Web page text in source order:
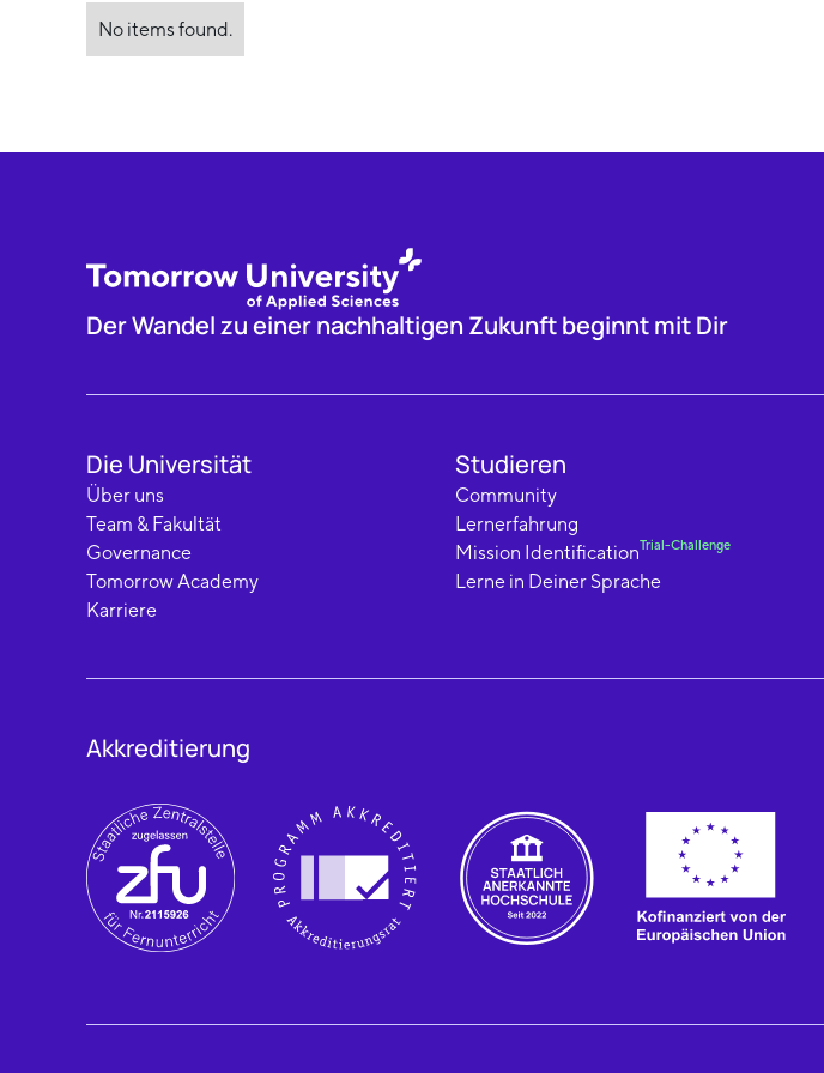
No items found.
Der Wandel zu einer nachhaltigen Zukunft beginnt mit Dir
Die Universität
Über uns
Team & Fakultät
Governance
Tomorrow Academy
Karriere
Studieren
Community
Lernerfahrung
Mission IdentificationTrial-Challenge
Lerne in Deiner Sprache
Akkreditierung